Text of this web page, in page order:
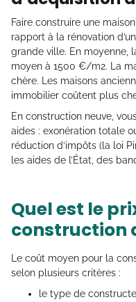
Faire construire une
rapport à la rénovation
grande ville. En moyenne,
moyen à 1500 €/m2. La
chère. Les maisons
immobilier coûtent plus
En construction neuve,
aides : exonération totale
réduction d’impôts (la loi
les aides de l’État, des
Quel est le
construction
Le coût moyen pour la
selon plusieurs critères :
le type de